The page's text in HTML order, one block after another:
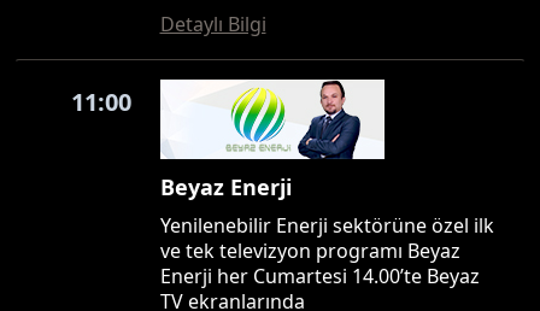
Detaylı Bilgi
11:00
Beyaz Enerji
Yenilenebilir Enerji sektörüne özel ilk
ve tek televizyon programı Beyaz
Enerji her Cumartesi 14.00’te Beyaz
TV ekranlarında